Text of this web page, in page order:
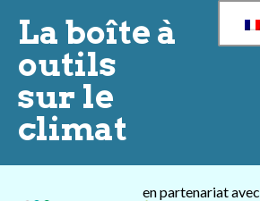
La boîte à
outils
sur le
climat
en partenariat avec